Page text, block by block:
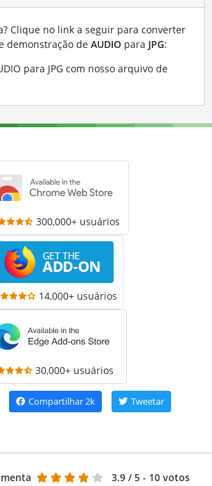
Clique no link a seguir para converter
demonstração de AUDIOpara JPG:
para JPG com nosso arquivo de
300,000+ usuários
14,000+ usuários
30,000+ usuários
Compartilhar2k Tweetar
3.9 / 5 - 10 votos